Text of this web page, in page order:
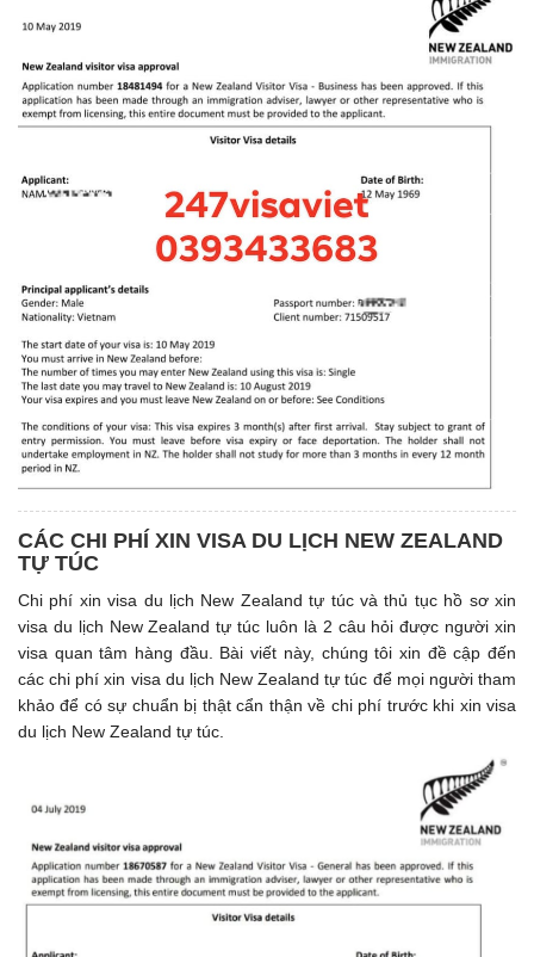
CÁC CHI PHÍ XIN VISA DU LỊCH NEW ZEALAND
TỰ TÚC
Chi phí xin visa du lịch New Zealand tự túc và thủ tục hồ sơ xin
visa du lịch New Zealand tự túc luôn là 2 câu hỏi được người xin
visa quan tâm hàng đầu. Bài viết này, chúng tôi xin đề cập đến
các chi phí xin visa du lịch New Zealand tự túc để mọi người tham
khảo để có sự chuẩn bị thật cẩn thận về chi phí trước khi xin visa
du lịch New Zealand tự túc.